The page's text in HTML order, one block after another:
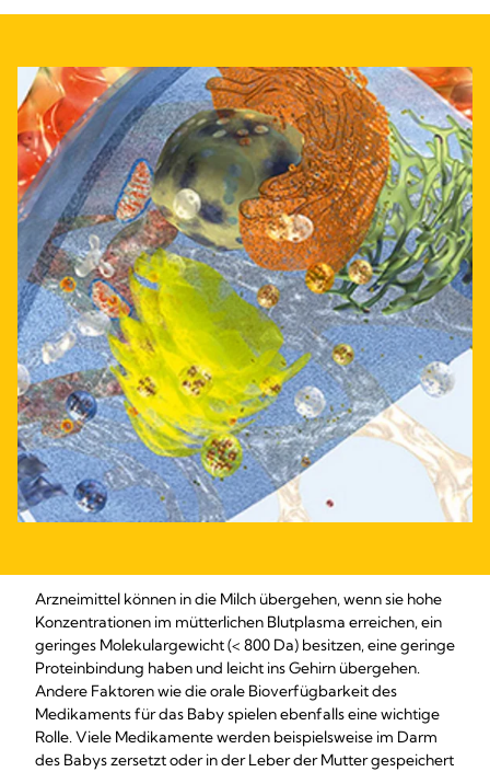
Arzneimittel können in die Milch übergehen, wenn sie hohe
Konzentrationen im mütterlichen Blutplasma erreichen, ein
geringes Molekulargewicht (< 800 Da) besitzen, eine geringe
Proteinbindung haben und leicht ins Gehirn übergehen.
Andere Faktoren wie die orale Bioverfügbarkeit des
Medikaments für das Baby spielen ebenfalls eine wichtige
Rolle. Viele Medikamente werden beispielsweise im Darm
des Babys zersetzt oder in der Leber der Mutter gespeichert